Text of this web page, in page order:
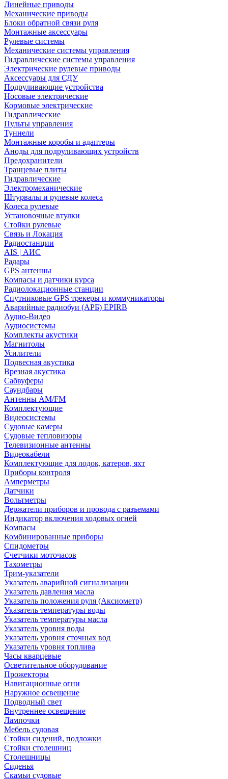
Линейные приводы
Механические приводы
Блоки обратной связи руля
Монтажные аксессуары
Рулевые системы
Механические системы управления
Гидравлические системы управления
Электрические рулевые приводы
Аксессуары для СДУ
Подруливающие устройства
Носовые электрические
Кормовые электрические
Гидравлические
Пульты управления
Туннели
Монтажные коробы и адаптеры
Аноды для подруливающих устройств
Предохранители
Транцевые плиты
Гидравлические
Электромеханические
Штурвалы и рулевые колеса
Колеса рулевые
Установочные втулки
Стойки рулевые
Связь и Локация
Радиостанции
AIS | АИС
Радары
GPS антенны
Компасы и датчики курса
Радиолокационные станции
Спутниковые GPS трекеры и коммуникаторы
Аварийные радиобуи (АРБ) EPIRB
Аудио-Видео
Аудиосистемы
Комплекты акустики
Магнитолы
Усилители
Подвесная акустика
Врезная акустика
Сабвуферы
Саундбары
Антенны AM/FM
Комплектующие
Видеосистемы
Судовые камеры
Cудовые тепловизоры
Телевизионные антенны
Видеокабели
Комплектующие для лодок, катеров, яхт
Приборы контроля
Амперметры
Датчики
Вольтметры
Держатели приборов и провода с разъемами
Индикатор включения ходовых огней
Компасы
Комбинированные приборы
Спидометры
Счетчики моточасов
Тахометры
Трим-указатели
Указатель аварийной сигнализации
Указатель давления масла
Указатель положения руля (Аксиометр)
Указатель температуры воды
Указатель температуры масла
Указатель уровня воды
Указатель уровня сточных вод
Указатель уровня топлива
Часы кварцевые
Осветительное оборудование
Прожекторы
Навигационные огни
Наружное освещение
Подводный свет
Внутреннее освещение
Лампочки
Мебель судовая
Стойки сидений, подложки
Стойки столешниц
Столешницы
Сиденья
Скамьи судовые